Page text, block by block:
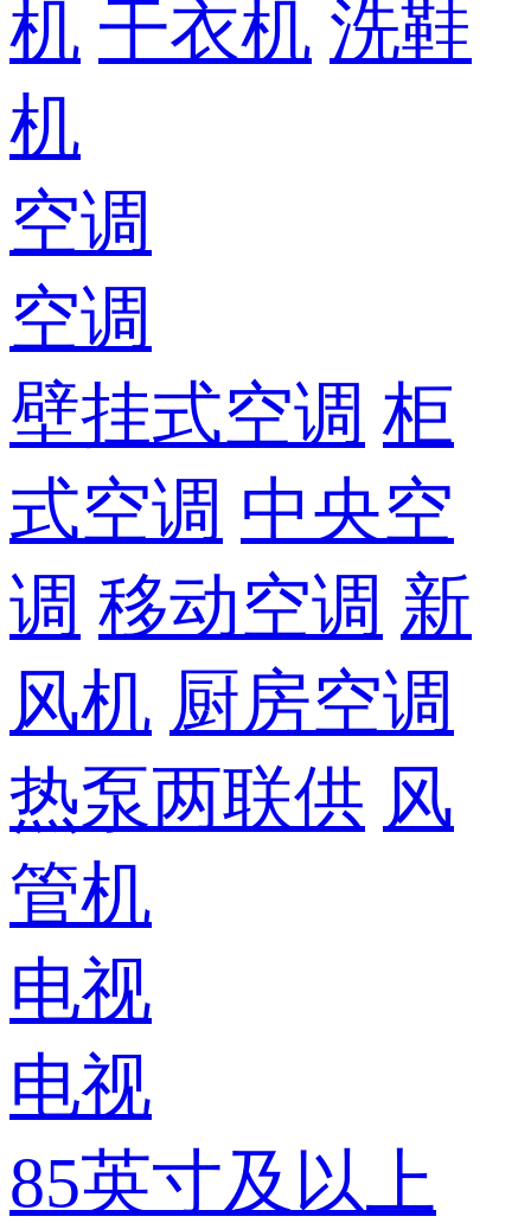
机 干衣机 洗鞋
机
空调
空调
壁挂式空调 柜
式空调 中央空
调 移动空调 新
风机 厨房空调
热泵两联供 风
管机
电视
电视
85英寸及以上